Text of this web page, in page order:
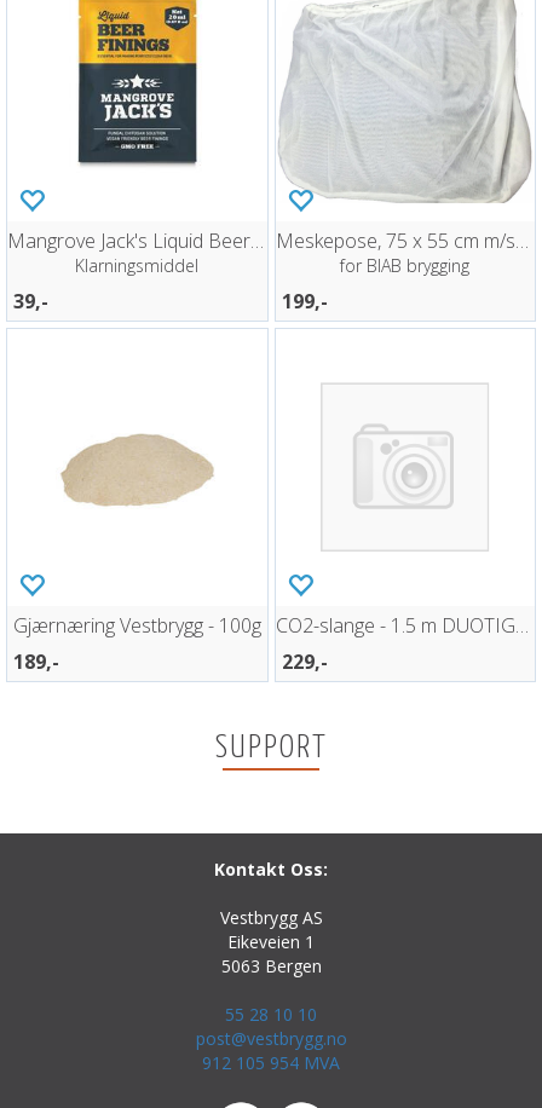
Mangrove Jack's Liquid Beer Finings 20g
Klarningsmiddel
39,-
Meskepose, 75 x 55 cm m/snøring
for BIAB brygging
199,-
Gjærnæring Vestbrygg - 100g
189,-
CO2-slange - 1.5 m DUOTIGHT Sodastream
229,-
SUPPORT
Kontakt Oss:
Vestbrygg AS
Eikeveien 1
5063 Bergen
55 28 10 10
post@vestbrygg.no
912 105 954 MVA